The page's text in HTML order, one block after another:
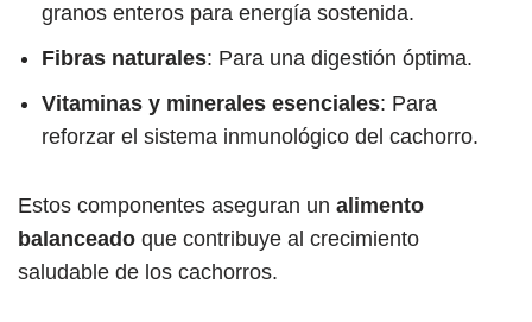
granos enteros para energía sostenida.
Fibras naturales: Para una digestión óptima.
Vitaminas y minerales esenciales: Para
reforzar el sistema inmunológico del cachorro.
Estos componentes aseguran un alimento
balanceado que contribuye al crecimiento
saludable de los cachorros.